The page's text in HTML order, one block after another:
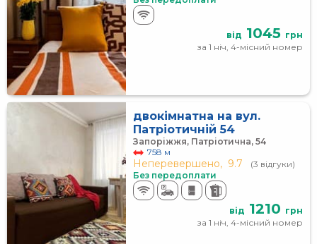
від 1045 грн
за 1 ніч, 4-місний номер
двокімнатна на вул.
Патріотичній 54
Запоріжжя, Патріотична, 54
758 м
Неперевершено, 9.7
(3 відгуки)
Без передоплати
від 1210 грн
за 1 ніч, 4-місний номер